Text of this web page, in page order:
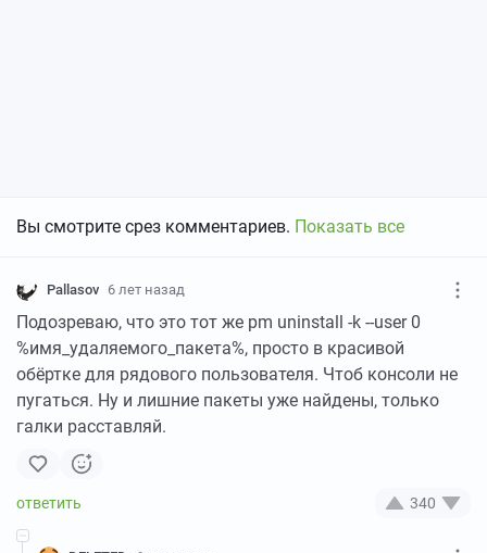
Вы смотрите срез комментариев. Показать все
Pallasov 6 лет назад
Подозреваю, что это тот же pm uninstall -k --user 0
%имя_удаляемого_пакета%, просто в красивой
обёртке для рядового пользователя. Чтоб консоли не
пугаться. Ну и лишние пакеты уже найдены, только
галки расставляй.
340